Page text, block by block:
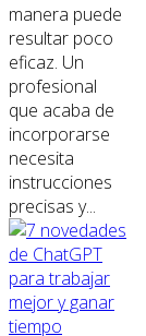
manera puede
resultar poco
eficaz. Un
profesional
que acaba de
incorporarse
necesita
instrucciones
precisas y...